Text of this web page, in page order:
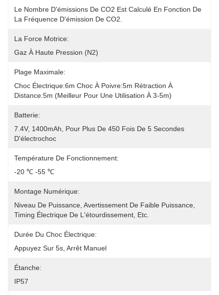
Le Nombre D'émissions De CO2 Est Calculé En Fonction De
La Fréquence D'émission De CO2.
La Force Motrice:
Gaz À Haute Pression (N2)
Plage Maximale:
Choc Électrique:6m Choc À Poivre:5m Rétraction À
Distance:5m (meilleur Pour Une Utilisation À 3-5m)
Batterie:
7.4V, 1400mAh, Pour Plus De 450 Fois De 5 Secondes
D'électrochoc
Température De Fonctionnement:
-20 ℃ -55 ℃
Montage Numérique:
Niveau De Puissance, Avertissement De Faible Puissance,
Timing Électrique De L'étourdissement, Etc.
Durée Du Choc Électrique:
Appuyez Sur 5s, Arrêt Manuel
Étanche:
IP57